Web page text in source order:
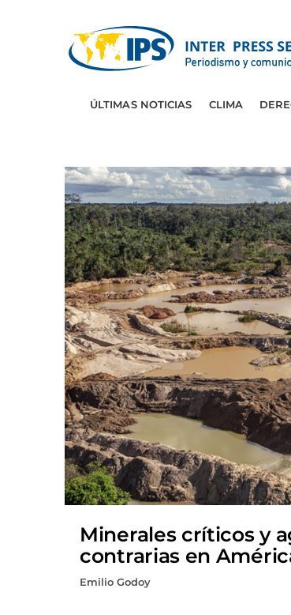
ÚLTIMAS NOTICIAS CLIMA
Minerales críticos y
contrarias en
Emilio Godoy